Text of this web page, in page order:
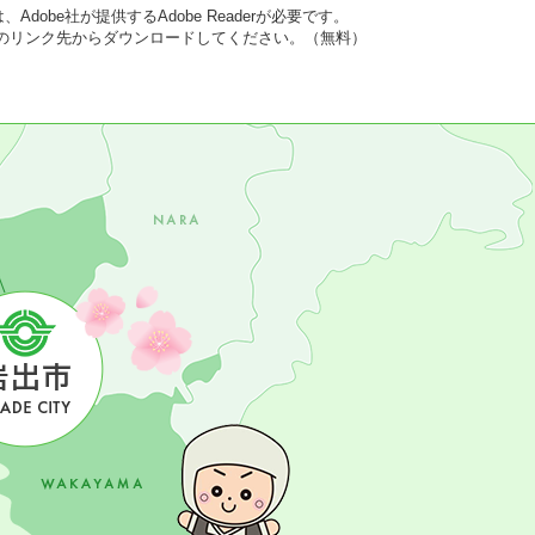
Adobe社が提供するAdobe Readerが必要です。
ンク先からダウンロードしてください。（無料）